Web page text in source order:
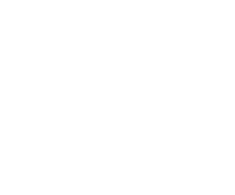
Pri Kavarni Metropol so
pena partyju žurali do